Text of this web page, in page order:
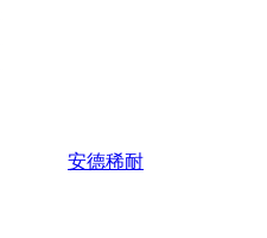
安德稀耐